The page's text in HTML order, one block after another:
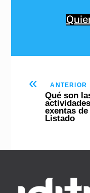
« ANTERIOR
Qué son
actividades
exentas de
Listado